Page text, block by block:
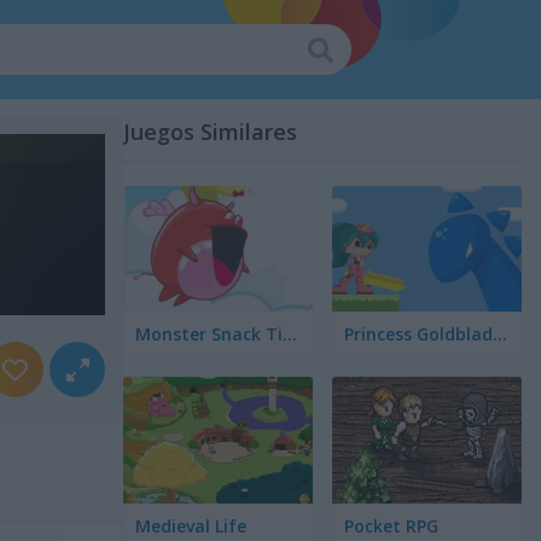
Juegos Similares
Monster Snack Time Princess Goldblade and the Dangerous Water
Medieval Life Pocket RPG